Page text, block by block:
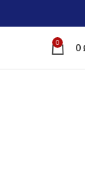
0 0